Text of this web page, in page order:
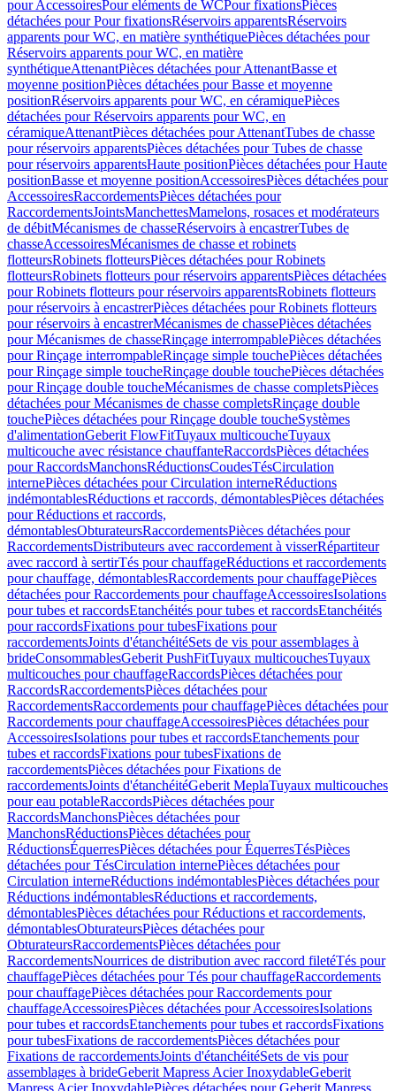
pour AccessoiresPour eléments de WCPour fixationsPièces
détachées pour Pour fixationsRéservoirs apparentsRéservoirs
apparents pour WC, en matière synthétiquePièces détachées pour
Réservoirs apparents pour WC, en matière
synthétiqueAttenantPièces détachées pour AttenantBasse et
moyenne positionPièces détachées pour Basse et moyenne
positionRéservoirs apparents pour WC, en céramiquePièces
détachées pour Réservoirs apparents pour WC, en
céramiqueAttenantPièces détachées pour AttenantTubes de chasse
pour réservoirs apparentsPièces détachées pour Tubes de chasse
pour réservoirs apparentsHaute positionPièces détachées pour Haute
positionBasse et moyenne positionAccessoiresPièces détachées pour
AccessoiresRaccordementsPièces détachées pour
RaccordementsJointsManchettesMamelons, rosaces et modérateurs
de débitMécanismes de chasseRéservoirs à encastrerTubes de
chasseAccessoiresMécanismes de chasse et robinets
flotteursRobinets flotteursPièces détachées pour Robinets
flotteursRobinets flotteurs pour réservoirs apparentsPièces détachées
pour Robinets flotteurs pour réservoirs apparentsRobinets flotteurs
pour réservoirs à encastrerPièces détachées pour Robinets flotteurs
pour réservoirs à encastrerMécanismes de chassePièces détachées
pour Mécanismes de chasseRinçage interrompablePièces détachées
pour Rinçage interrompableRinçage simple touchePièces détachées
pour Rinçage simple toucheRinçage double touchePièces détachées
pour Rinçage double toucheMécanismes de chasse completsPièces
détachées pour Mécanismes de chasse completsRinçage double
touchePièces détachées pour Rinçage double toucheSystèmes
d'alimentationGeberit FlowFitTuyaux multicoucheTuyaux
multicouche avec résistance chauffanteRaccordsPièces détachées
pour RaccordsManchonsRéductionsCoudesTésCirculation
internePièces détachées pour Circulation interneRéductions
indémontablesRéductions et raccords, démontablesPièces détachées
pour Réductions et raccords,
démontablesObturateursRaccordementsPièces détachées pour
RaccordementsDistributeurs avec raccordement à visserRépartiteur
avec raccord à sertirTés pour chauffageRéductions et raccordements
pour chauffage, démontablesRaccordements pour chauffagePièces
détachées pour Raccordements pour chauffageAccessoiresIsolations
pour tubes et raccordsEtanchéités pour tubes et raccordsEtanchéités
pour raccordsFixations pour tubesFixations pour
raccordementsJoints d'étanchéitéSets de vis pour assemblages à
brideConsommablesGeberit PushFitTuyaux multicouchesTuyaux
multicouches pour chauffageRaccordsPièces détachées pour
RaccordsRaccordementsPièces détachées pour
RaccordementsRaccordements pour chauffagePièces détachées pour
Raccordements pour chauffageAccessoiresPièces détachées pour
AccessoiresIsolations pour tubes et raccordsEtanchements pour
tubes et raccordsFixations pour tubesFixations de
raccordementsPièces détachées pour Fixations de
raccordementsJoints d'étanchéitéGeberit MeplaTuyaux multicouches
pour eau potableRaccordsPièces détachées pour
RaccordsManchonsPièces détachées pour
ManchonsRéductionsPièces détachées pour
RéductionsÉquerresPièces détachées pour ÉquerresTésPièces
détachées pour TésCirculation internePièces détachées pour
Circulation interneRéductions indémontablesPièces détachées pour
Réductions indémontablesRéductions et raccordements,
démontablesPièces détachées pour Réductions et raccordements,
démontablesObturateursPièces détachées pour
ObturateursRaccordementsPièces détachées pour
RaccordementsNourrices de distribution avec raccord filetéTés pour
chauffagePièces détachées pour Tés pour chauffageRaccordements
pour chauffagePièces détachées pour Raccordements pour
chauffageAccessoiresPièces détachées pour AccessoiresIsolations
pour tubes et raccordsEtanchements pour tubes et raccordsFixations
pour tubesFixations de raccordementsPièces détachées pour
Fixations de raccordementsJoints d'étanchéitéSets de vis pour
assemblages à brideGeberit Mapress Acier InoxydableGeberit
Mapress Acier InoxydablePièces détachées pour Geberit Mapress